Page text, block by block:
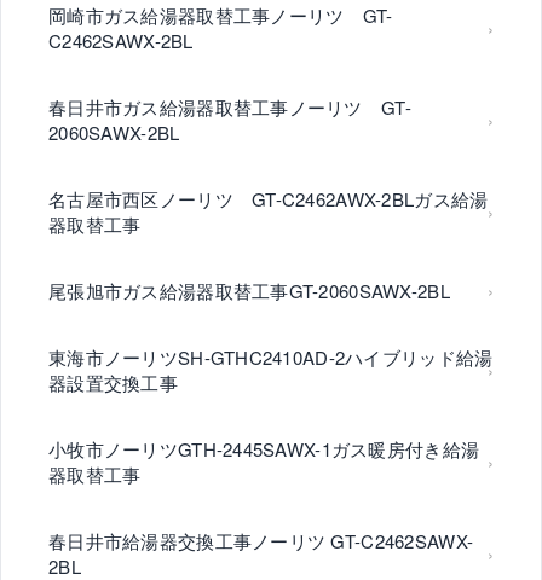
岡崎市ガス給湯器取替工事ノーリツ GT-
C2462SAWX-2BL
春日井市ガス給湯器取替工事ノーリツ GT-
2060SAWX-2BL
名古屋市西区ノーリツ GT-C2462AWX-2BLガス給湯
器取替工事
尾張旭市ガス給湯器取替工事GT-2060SAWX-2BL
東海市ノーリツSH-GTHC2410AD-2ハイブリッド給湯
器設置交換工事
小牧市ノーリツGTH-2445SAWX-1ガス暖房付き給湯
器取替工事
春日井市給湯器交換工事ノーリツ GT-C2462SAWX-
2BL